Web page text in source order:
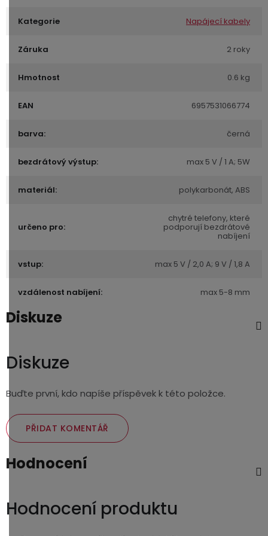
Kategorie Napájecí kabely
Záruka 2 roky
Hmotnost 0.6 kg
EAN 6957531066774
barva: černá
bezdrátový výstup: max 5 V / 1 A; 5W
materiál: polykarbonát, ABS
určeno pro:
chytré telefony, které
podporují bezdrátové
nabíjení
vstup: max 5 V / 2,0 A; 9 V / 1,8 A
vzdálenost nabíjení: max 5-8 mm
Diskuze
Diskuze
Buďte první, kdo napíše příspěvek k této položce.
PŘIDAT KOMENTÁŘ
Hodnocení
Hodnocení produktu